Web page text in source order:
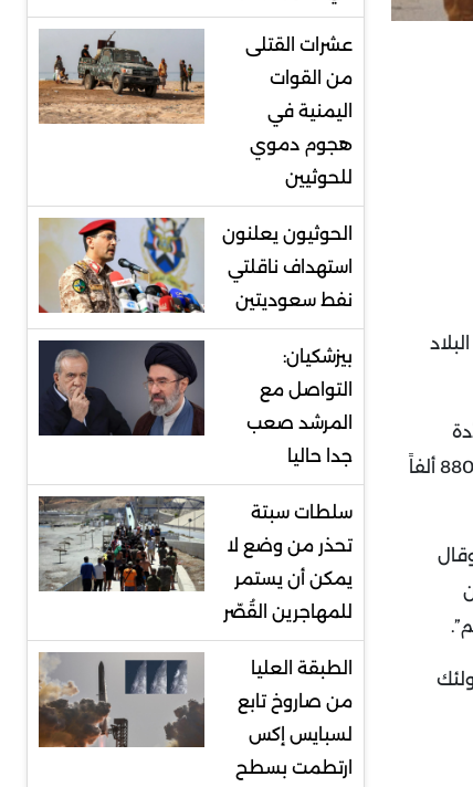
ويقيم في باكستان حوالى 1.3 مليون لاجئ أفغاني مسجّل، و880 ألفاً
عشرات القتلى
من القوات
اليمنية في
هجوم دموي
للحوثيين
الحوثيون يعلنون
استهداف ناقلتي
نفط سعوديتين
بيزشكيان:
التواصل مع
المرشد صعب
جدا حاليا
سلطات سبتة
تحذر من وضع لا
يمكن أن يستمر
للمهاجرين القُصّر
الطبقة العليا
من صاروخ تابع
لسبايس إكس
ارتطمت بسطح